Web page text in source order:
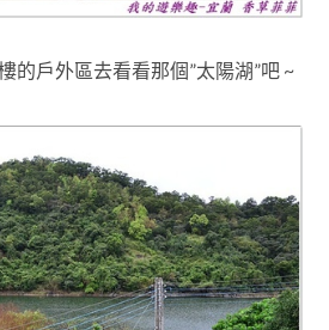
的戶外區去看看那個”太陽湖”吧 ~